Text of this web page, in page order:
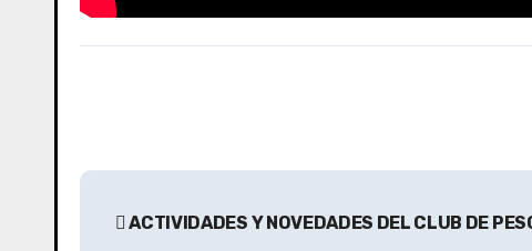
N
ACTIVIDADES Y NOVEDADES DEL CLUB DE